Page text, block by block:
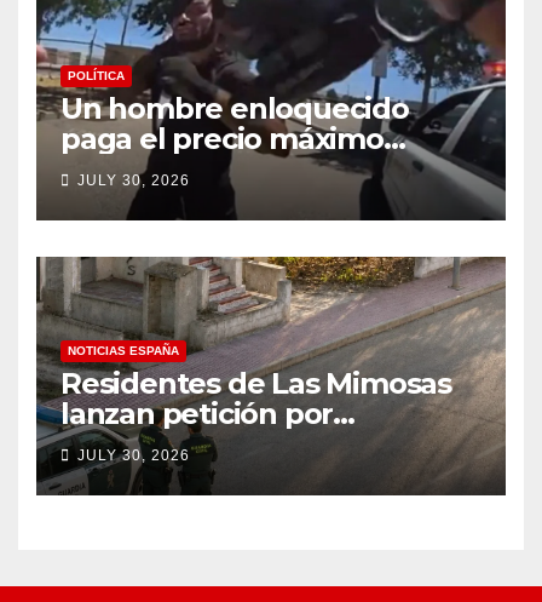
POLÍTICA
Un hombre enloquecido
paga el precio máximo
después de llevar un cuchillo
a un tiroteo con agentes del
condado de Los Ángeles
(VIDEO) * The Gateway
Pundit * por Cullen
Linebarger
JULY 30, 2026
NOTICIAS ESPAÑA
Residentes de Las Mimosas
lanzan petición por
disminución ‘inaceptable’ de
servicios básicos – The
Leader
JULY 30, 2026